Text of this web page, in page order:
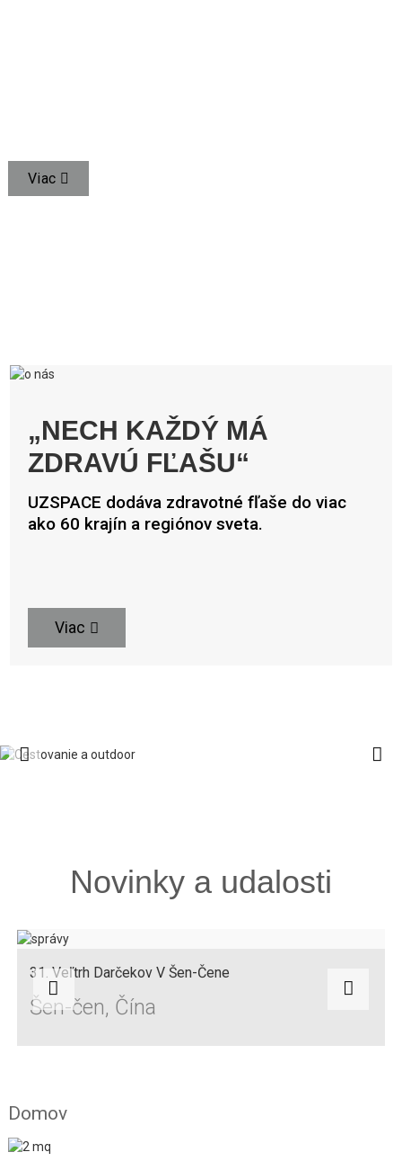
Viac
„NECH KAŽDÝ MÁ
ZDRAVÚ FĽAŠU“
UZSPACE dodáva zdravotné fľaše do viac
ako 60 krajín a regiónov sveta.
Viac
Novinky a udalosti
31. Veľtrh Darčekov V Šen-Čene
Šen-čen, Čína
Domov